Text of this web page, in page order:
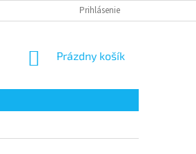
Prihlásenie
NÁKUPNÝ
Prázdny košík